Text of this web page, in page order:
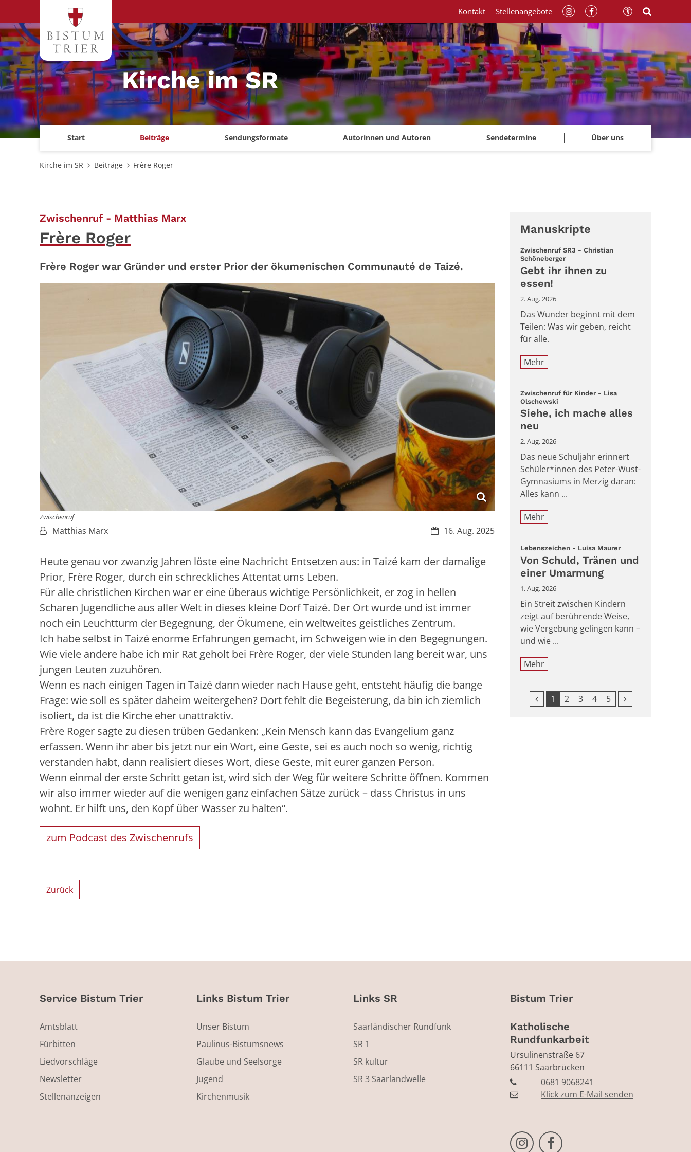
Zum Inhalt springen
Kirche im SR
Start Beiträge Sendungsformate Autorinnen und Autoren Sendetermine Über uns
Kontakt Stellenangebote
Kirche im SR Beiträge Frère Roger
Zwischenruf - Matthias Marx:
Frère Roger
Frère Roger war Gründer und erster Prior der ökumenischen Communauté de Taizé.
Zwischenruf
Datum:16. Aug. 2025
Von:Matthias Marx
Heute genau vor zwanzig Jahren löste eine Nachricht Entsetzen aus: in Taizé kam der damalige
Prior, Frère Roger, durch ein schreckliches Attentat ums Leben.
Für alle christlichen Kirchen war er eine überaus wichtige Persönlichkeit, er zog in hellen
Scharen Jugendliche aus aller Welt in dieses kleine Dorf Taizé. Der Ort wurde und ist immer
noch ein Leuchtturm der Begegnung, der Ökumene, ein weltweites geistliches Zentrum.
Ich habe selbst in Taizé enorme Erfahrungen gemacht, im Schweigen wie in den Begegnungen.
Wie viele andere habe ich mir Rat geholt bei Frère Roger, der viele Stunden lang bereit war, uns
jungen Leuten zuzuhören.
Wenn es nach einigen Tagen in Taizé dann wieder nach Hause geht, entsteht häufig die bange
Frage: wie soll es später daheim weitergehen? Dort fehlt die Begeisterung, da bin ich ziemlich
isoliert, da ist die Kirche eher unattraktiv.
Frère Roger sagte zu diesen trüben Gedanken: „Kein Mensch kann das Evangelium ganz
erfassen. Wenn ihr aber bis jetzt nur ein Wort, eine Geste, sei es auch noch so wenig, richtig
verstanden habt, dann realisiert dieses Wort, diese Geste, mit eurer ganzen Person.
Wenn einmal der erste Schritt getan ist, wird sich der Weg für weitere Schritte öffnen. Kommen
wir also immer wieder auf die wenigen ganz einfachen Sätze zurück – dass Christus in uns
wohnt. Er hilft uns, den Kopf über Wasser zu halten“.
zum Podcast des Zwischenrufs
Zurück
Manuskripte
Zwischenruf SR3 - Christian
Schöneberger:
Gebt ihr ihnen zu
essen!
2. Aug. 2026
Das Wunder beginnt mit dem
Teilen: Was wir geben, reicht
für alle.
Mehr
Zwischenruf für Kinder - Lisa
Olschewski
Siehe, ich mache alles
neu
2. Aug. 2026
Das neue Schuljahr erinnert
Schüler*innen des Peter-Wust-
Gymnasiums in Merzig daran:
Alles kann ...
Mehr
Lebenszeichen - Luisa Maurer:
Von Schuld, Tränen und
einer Umarmung
1. Aug. 2026
Ein Streit zwischen Kindern
zeigt auf berührende Weise,
wie Vergebung gelingen kann –
und wie ...
Mehr
Vorherige Seite
1 2 3 4 5 Nächste Seite
Service Bistum Trier
Amtsblatt
Fürbitten
Liedvorschläge
Newsletter
Stellenanzeigen
Links Bistum Trier
Unser Bistum
Paulinus-Bistumsnews
Glaube und Seelsorge
Jugend
Kirchenmusik
Links SR
Saarländischer Rundfunk
SR 1
SR kultur
SR 3 Saarlandwelle
Bistum Trier
Katholische
Rundfunkarbeit
Ursulinenstraße 67
66111 Saarbrücken
0681 9068241
Klick zum E-Mail senden
Bistum Trier auf Instragram
Bistum Trier auf Facebook